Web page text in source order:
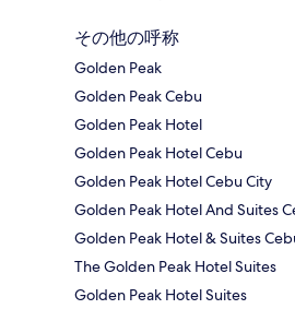
その他の呼称
Golden Peak
Golden Peak Cebu
Golden Peak Hotel
Golden Peak Hotel Cebu
Golden Peak Hotel Cebu City
Golden Peak Hotel And Suites
Golden Peak Hotel & Suites
The Golden Peak Hotel Suites
Golden Peak Hotel Suites